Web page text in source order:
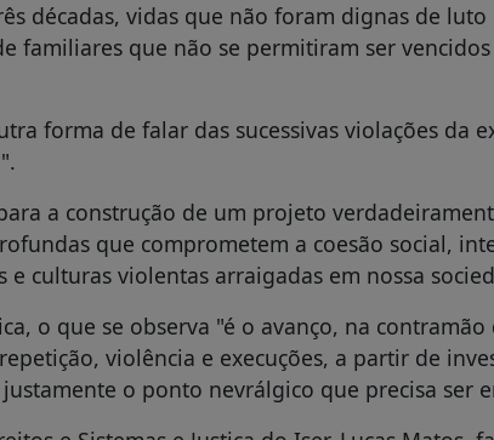
décadas, vidas que não foram dignas de luto
familiares que não se permitiram ser
forma de falar das sucessivas violações da
a construção de um projeto
que comprometem a coesão social,
culturas violentas arraigadas em nossa
o que se observa "é o avanço, na contramão
violência e execuções, a partir de
justamente o ponto nevrálgico que precisa ser